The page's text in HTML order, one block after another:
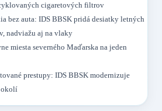
cigaretových filtrov
bez auta: IDS BBSK pridá desiatky letných
nadviažu aj na vlaky
miesta severného Maďarska na jeden
prestupy: IDS BBSK modernizuje
okolí